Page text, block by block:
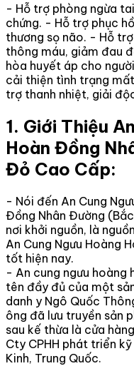
- Hỗ trợ phòng ngừa
chứng. - Hỗ trợ phục
thương sọ não. - Hỗ
thông máu, giảm đau
hòa huyết áp cho
cải thiện tình trạng
trợ thanh nhiệt, giải
1. Giới Thiệu
Hoàn Đồng
Đỏ Cao Cấp:
- Nói đến An Cung
Đồng Nhân Đường
nơi khởi nguồn, là
An Cung Ngưu Hoàng
tốt hiện nay.
- An cung ngưu hoàng
tên đầy đủ của một
danh y Ngô Quốc
ông đã lưu truyền sản
sau kế thừa là cửa
Cty CPHH phát triển
Kinh, Trung Quốc.